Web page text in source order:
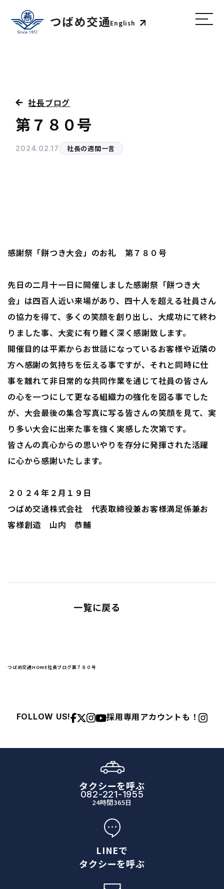
English
社長ブログ
第７８０号
2024.02.17 社長の週間一言
感謝祭「餅つき大会」のお礼 第７８０号
先日の二月十一日に開催しました感謝祭「餅つき大
会」は四百人近い来場があり、四十人を超える社員さん
の協力を得て、多くの笑顔を創り出し、大成功にて終わ
りました事、大変に有り難く深く感謝致します。
開催目的は平素からお世話になっているお客様や近隣の
方へ感謝の気持ちを伝える事ですが、それと同時に仕
事を離れて非日常的な共同作業を通じて社員の皆さん
の心を一つにして更なる組織力の強化を図る事でした
が、大会最後の集合写真に写る皆さんの笑顔を見て、実
り多い大会に出来た事を強く実感した次第です。
皆さんの真心からの思いやりを存分に発揮された活躍
に心から感謝いたします。
２０２４年２月１９日
つばめ交通株式会社 代表取締役兼お客様満足係兼お
客様創造 山内 恭輔
一覧に戻る
つばめ交通HOME社長ブログ第７８０号
FOLLOW US! 採用専用アカウントも！
タクシーを呼ぶ
082-221-1955
24時間365日
LINEで
タクシーを呼ぶ